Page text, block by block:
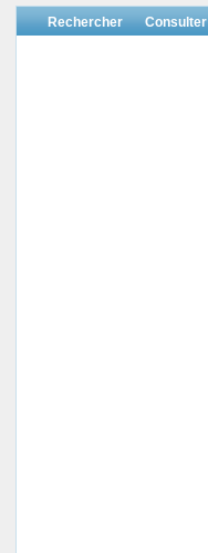
Rechercher Consulter